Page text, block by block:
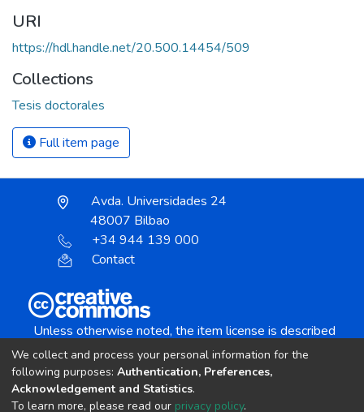
URI
https://hdl.handle.net/20.500.14454/509
Collections
Tesis doctorales
Full item page
Avda. Universidades 24
48007 Bilbao
+34 944 139 000
Contact
Unless otherwise noted, the item license is described
Creative Commons Attribution-NonCommercial-
We collect and process your personal information for the
following purposes: Authentication, Preferences,
Acknowledgement and Statistics.
To learn more, please read our privacy policy.